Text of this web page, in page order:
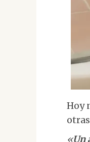
Hoy
«Un